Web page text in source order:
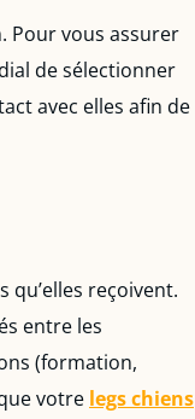
Pour vous assurer
de sélectionner
avec elles afin de
reçoivent.
entre les
(formation,
votre legs chiens